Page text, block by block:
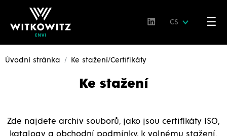
CS ☰
Úvodní stránka Ke stažení/Certifikáty
Ke stažení
Zde najdete archiv souborů, jako jsou certifikáty ISO,